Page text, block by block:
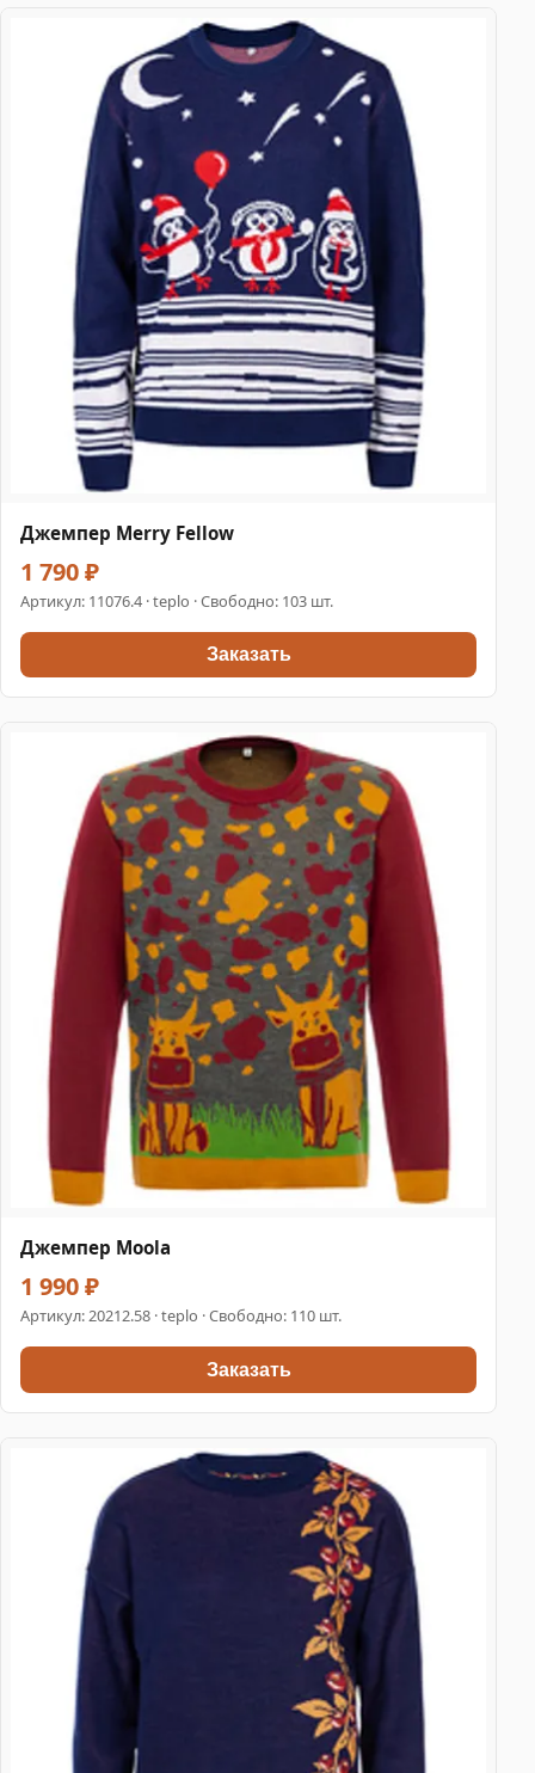
Джемпер Merry Fellow
1 790 ₽
Артикул: 11076.4 · teplo · Свободно: 103 шт.
Заказать
Джемпер Moola
1 990 ₽
Артикул:20212.58 · teplo · Свободно: 110 шт.
Заказать